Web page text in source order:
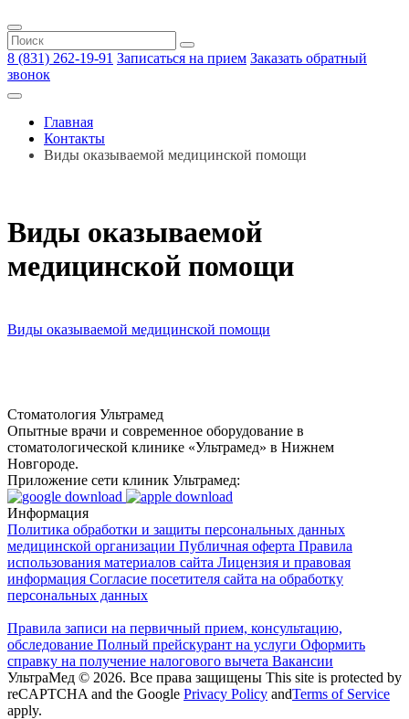
8 (831) 262-19-91 Записаться на прием Заказать обратный
звонок
Главная
Контакты
Виды оказываемой медицинской помощи
Виды оказываемой
медицинской помощи
Виды оказываемой медицинской помощи
Стоматология Ультрамед
Опытные врачи и современное оборудование в
стоматологической клинике «Ультрамед» в Нижнем
Новгороде.
Приложение сети клиник Ультрамед:
Информация
Политика обработки и защиты персональных данных
медицинской организации Публичная оферта Правила
использования материалов сайта Лицензия и правовая
информация Согласие посетителя сайта на обработку
персональных данных
Правила записи на первичный прием, консультацию,
обследование Полный прейскурант на услуги Оформить
справку на получение налогового вычета Вакансии
УльтраМед © 2026. Все права защищены This site is protected by
reCAPTCHA and the Google Privacy Policy andTerms of Service
apply.